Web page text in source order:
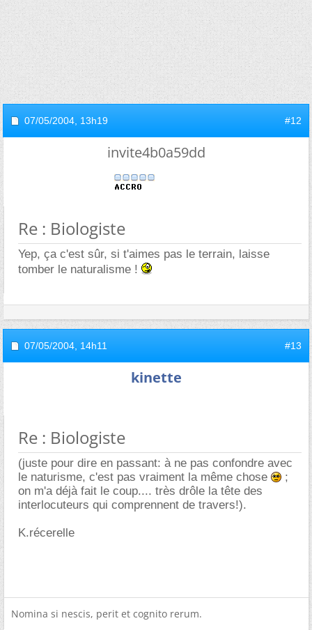
07/05/2004, 13h19 #12
invite4b0a59dd
Re : Biologiste
Yep, ça c'est sûr, si t'aimes pas le terrain, laisse
tomber le naturalisme !
07/05/2004, 14h11 #13
kinette
Re : Biologiste
(juste pour dire en passant: à ne pas confondre avec
le naturisme, c'est pas vraiment la même chose
;
on m'a déjà fait le coup.... très drôle la tête des
interlocuteurs qui comprennent de travers!).
K.récerelle
Nomina si nescis, perit et cognito rerum.